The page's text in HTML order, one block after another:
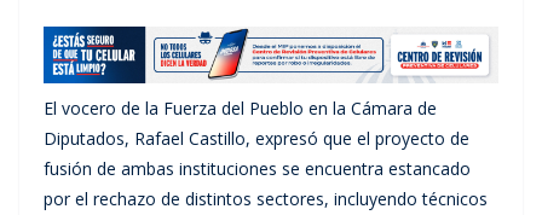
El vocero de la Fuerza del Pueblo en la Cámara de
Diputados, Rafael Castillo, expresó que el proyecto de
fusión de ambas instituciones se encuentra estancado
por el rechazo de distintos sectores, incluyendo técnicos